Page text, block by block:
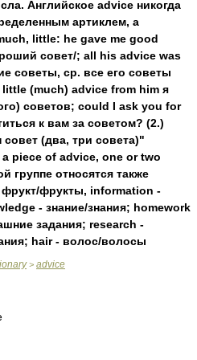
Английское advice никогда
артиклем, а
little: he gave me good
совет/; all his advice was
советы, ср. все его советы
(much) advice from him я
советов; could I ask you for
к вам за советом? (2.)
(два, три совета)"
a piece of advice, one or two
группе относятся также
фрукты, information -
- знание/знания; homework
задания; research -
hair - волос/волосы
> advice